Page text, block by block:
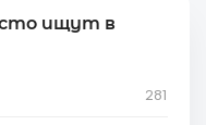
ищут в
281